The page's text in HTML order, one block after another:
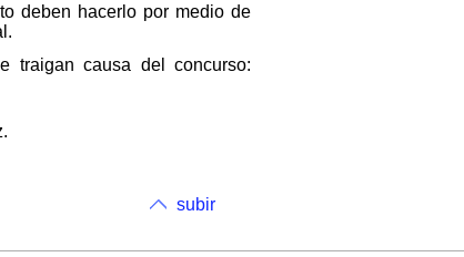
deben hacerlo por medio de
traigan causa del concurso:
subir